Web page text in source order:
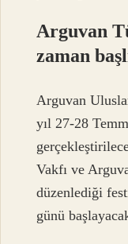
Arguvan
zaman
Arguvan
yıl 27-28
Vakfı ve
düzenlediği
günü